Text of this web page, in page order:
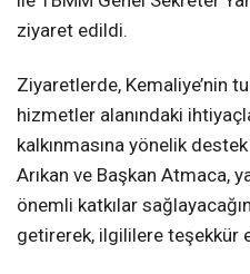
ziyaret edildi.
Ziyaretlerde, Kemaliye’nin
hizmetler alanındaki
kalkınmasına yönelik
Arıkan ve Başkan Atmaca,
önemli katkılar
getirerek, ilgililere teşekkür